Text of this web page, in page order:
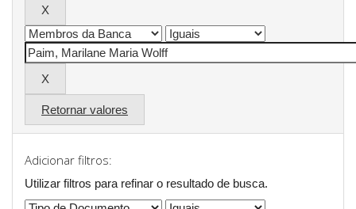
Retornar valores
Adicionar filtros:
Utilizar filtros para refinar o resultado de busca.